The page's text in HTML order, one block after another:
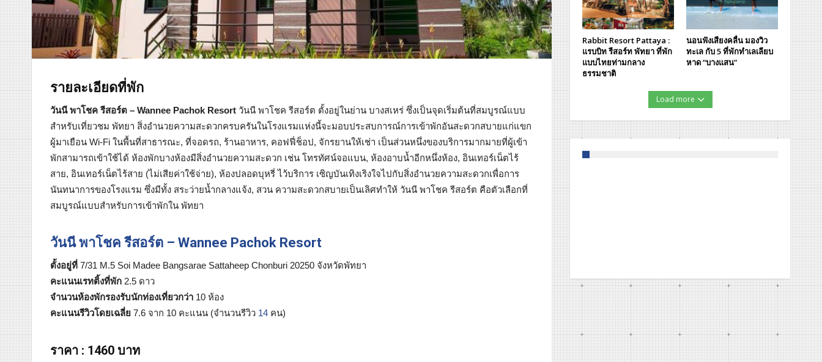
รายละเอียดที่พัก
วันนี พาโชค รีสอร์ต – Wannee Pachok Resort วันนี พาโชค รีสอร์ต ตั้งอยู่ในย่าน บางสเหร่ ซึ่งเป็นจุดเริ่มต้นที่สมบูรณ์แบบ
สำหรับเที่ยวชม พัทยา สิ่งอำนวยความสะดวกครบครันในโรงแรมแห่งนี้จะมอบประสบการณ์การเข้าพักอันสะดวกสบายแก่แขก
ผู้มาเยือน Wi-Fi ในพื้นที่สาธารณะ, ที่จอดรถ, ร้านอาหาร, คอฟฟี่ช็อป, จักรยานให้เช่า เป็นส่วนหนึ่งของบริการมากมายที่ผู้เข้า
พักสามารถเข้าใช้ได้ ห้องพักบางห้องมีสิ่งอำนวยความสะดวก เช่น โทรทัศน์จอแบน, ห้องอาบน้ำอีกหนึ่งห้อง, อินเทอร์เน็ตไร้
สาย, อินเทอร์เน็ตไร้สาย (ไม่เสียค่าใช้จ่าย), ห้องปลอดบุหรี่ ไว้บริการ เซิญบันเทิงเริงใจไปกับสิ่งอำนวยความสะดวกเพื่อการ
นันทนาการของโรงแรม ซึ่งมีทั้ง สระว่ายน้ำกลางแจ้ง, สวน ความสะดวกสบายเป็นเลิศทำให้ วันนี พาโชค รีสอร์ต คือตัวเลือกที่
สมบูรณ์แบบสำหรับการเข้าพักใน พัทยา
วันนี พาโชค รีสอร์ต – Wannee Pachok Resort
ตั้งอยู่ที่ 7/31 M.5 Soi Madee Bangsarae Sattaheep Chonburi 20250 จังหวัดพัทยา
คะแนนเรทติ้งที่พัก 2.5 ดาว
จำนวนห้องพักรองรับนักท่องเที่ยวกว่า 10 ห้อง
คะแนนรีวิวโดยเฉลี่ย 7.6 จาก 10 คะแนน (จำนวนรีวิว 14 คน)
ราคา : 1460 บาท
Rabbit Resort Pattaya :
แรบบิท รีสอร์ท พัทยา ที่พัก
แบบไทยท่ามกลาง
ธรรมชาติ
นอนฟังเสียงคลื่น มองวิว
ทะเล กับ 5 ที่พักทำเลเลียบ
หาด “บางแสน”
Load more